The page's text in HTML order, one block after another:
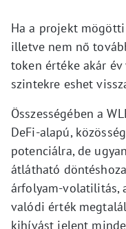
Ha a projekt
illetve nem nő
token értéke akár év
szintekre eshet
Összességében a
DeFi-alapú,
potenciálra, de
átlátható
árfolyam-volatilitás,
valódi érték
kihívást jelent